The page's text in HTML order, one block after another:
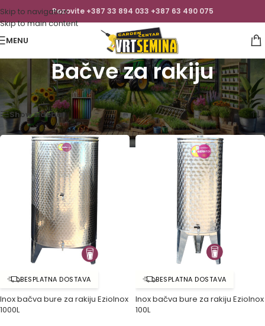
Skip to navigation
Skip to main content
Pozovite +387 33 894 033 +387 63 490 075
MENU
Bačve za rakiju
Početna /Inox bačve/Bačve za rakiju Prikaz svih 12 rezultata
Show sidebar
BESPLATNA DOSTAVA
Inox bačva bure za rakiju EzioInox
1000L
BESPLATNA DOSTAVA
Inox bačva bure za rakiju EzioInox
100L